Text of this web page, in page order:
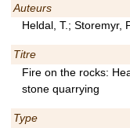
Auteurs
Heldal, T.; Storemyr,
Titre
Fire on the rocks:
stone quarrying
Type